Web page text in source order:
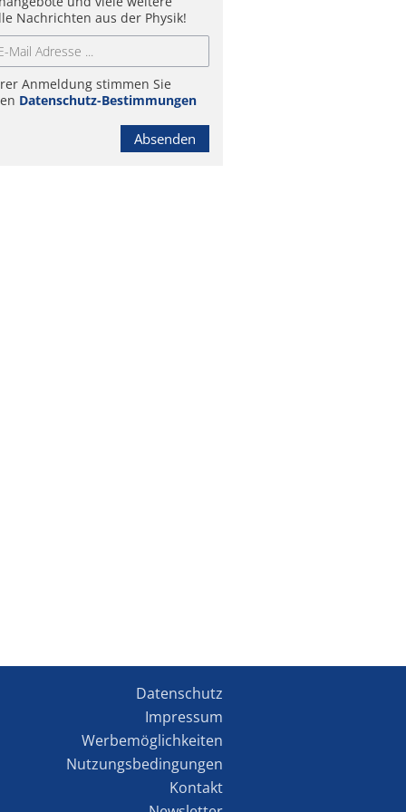
Nachrichten aus der Physik!
Anmeldung stimmen Sie
Datenschutz-Bestimmungen
Absenden
Datenschutz
Impressum
Werbemöglichkeiten
Nutzungsbedingungen
Kontakt